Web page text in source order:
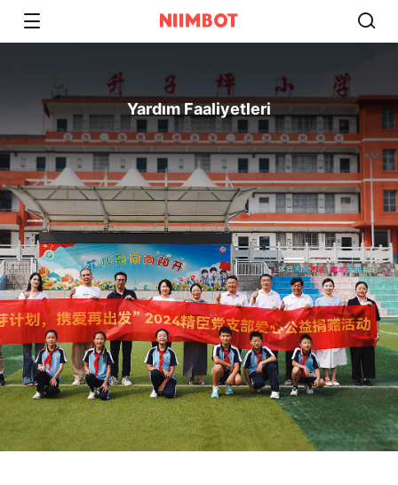
Yardım Faaliyetleri